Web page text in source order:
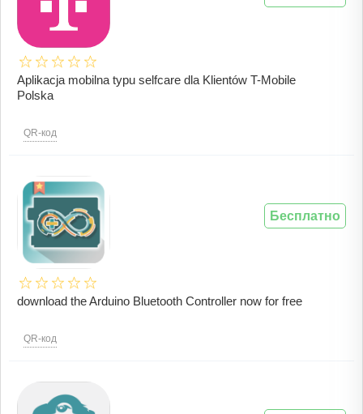
Aplikacja mobilna typu selfcare dla Klientów T-Mobile
Polska
QR-код
download the Arduino Bluetooth Controller now for free
QR-код
Бесплатно